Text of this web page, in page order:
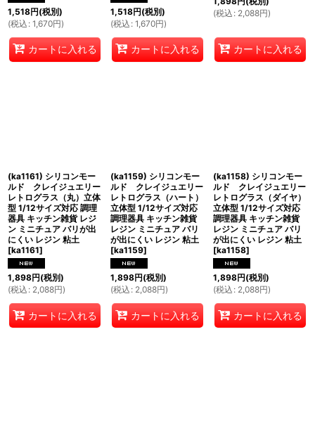
1,518円(税別)
(税込 : 1,670円)
カートに入れる
1,518円(税別)
(税込 : 1,670円)
カートに入れる
(税込 : 2,088円)
カートに入れる
(ka1161) シリコンモー
ルド クレイジュエリー
レトログラス（丸）立体
型 1/12サイズ対応 調理
器具 キッチン雑貨 レジ
ン ミニチュア バリが出
にくい レジン 粘土
[ka1161]
1,898円(税別)
(税込 : 2,088円)
カートに入れる
(ka1159) シリコンモー
ルド クレイジュエリー
レトログラス（ハート）
立体型 1/12サイズ対応
調理器具 キッチン雑貨
レジン ミニチュア バリ
が出にくい レジン 粘土
[ka1159]
1,898円(税別)
(税込 : 2,088円)
カートに入れる
(ka1158) シリコンモー
ルド クレイジュエリー
レトログラス（ダイヤ）
立体型 1/12サイズ対応
調理器具 キッチン雑貨
レジン ミニチュア バリ
が出にくい レジン 粘土
[ka1158]
1,898円(税別)
(税込 : 2,088円)
カートに入れる